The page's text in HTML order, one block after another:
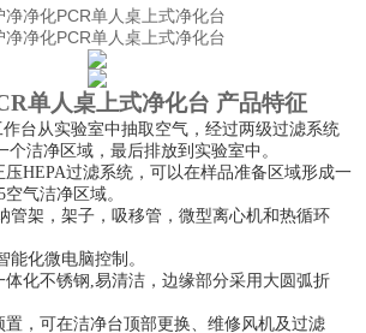
单人桌上式净化台 产品特征
作台从实验室中抽取空气，经过两级过滤系统
洁净区域，最后排放到实验室中。
压HEPA过滤系统，可以在样品准备区域形成一
气洁净区域。
管架，架子，吸移管，微型离心机和热循环
能化微电脑控制。
体化不锈钢 ,易清洁 ，边缘部分采用大圆弧折
置，可在洁净台顶部更换、维修风机及过滤